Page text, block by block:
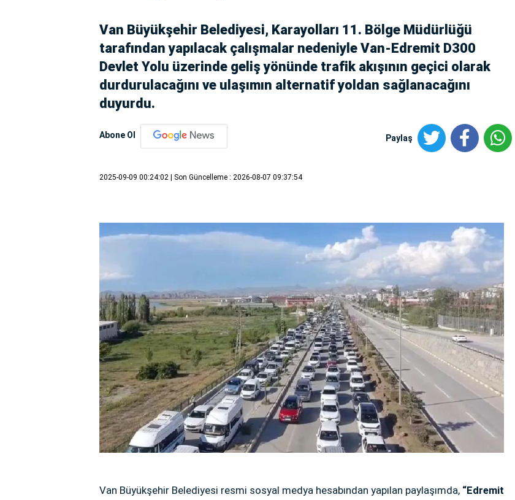
Van Büyükşehir Belediyesi, Karayolları 11. Bölge Müdürlüğü
tarafından yapılacak çalışmalar nedeniyle Van-Edremit D300
Devlet Yolu üzerinde geliş yönünde trafik akışının geçici olarak
durdurulacağını ve ulaşımın alternatif yoldan sağlanacağını
duyurdu.
Abone Ol Paylaş
2025-09-09 00:24:02 | Son Güncelleme : 2026-08-07 09:37:54
Van Büyükşehir Belediyesi resmi sosyal medya hesabından yapılan paylaşımda, “Edremit